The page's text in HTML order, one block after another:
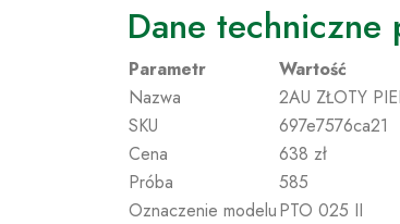
Dane techniczne
Parametr
Wartość
Nazwa
2AU ZŁOTY
SKU
697e7576ca21
Cena
638 zł
Próba
585
Oznaczenie modeluPTO 025 II